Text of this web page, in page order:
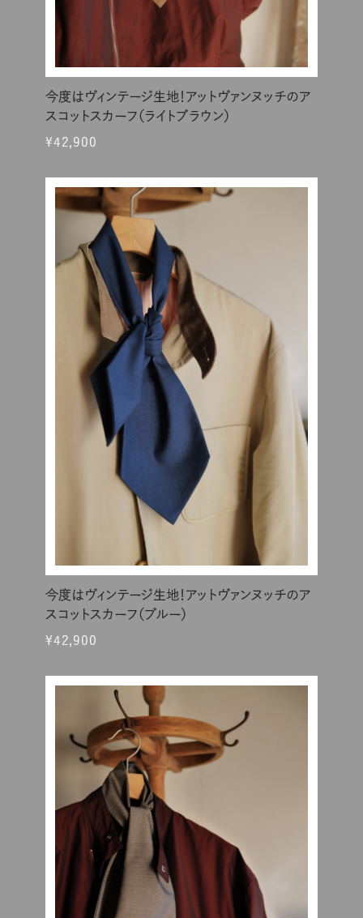
今度はヴィンテージ生地！アットヴァンヌッチのア
スコットスカーフ（ライトブラウン）
¥42,900
今度はヴィンテージ生地！アットヴァンヌッチのア
スコットスカーフ（ブルー）
¥42,900